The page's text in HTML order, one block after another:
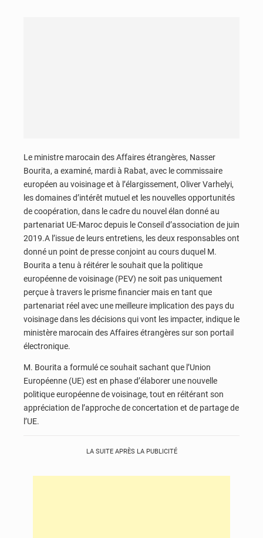
Le ministre marocain des Affaires étrangères, Nasser
Bourita, a examiné, mardi à Rabat, avec le commissaire
européen au voisinage et à l’élargissement, Oliver Varhelyi,
les domaines d’intérêt mutuel et les nouvelles opportunités
de coopération, dans le cadre du nouvel élan donné au
partenariat UE-Maroc depuis le Conseil d’association de juin
2019.A l’issue de leurs entretiens, les deux responsables ont
donné un point de presse conjoint au cours duquel M.
Bourita a tenu à réitérer le souhait que la politique
européenne de voisinage (PEV) ne soit pas uniquement
perçue à travers le prisme financier mais en tant que
partenariat réel avec une meilleure implication des pays du
voisinage dans les décisions qui vont les impacter, indique le
ministère marocain des Affaires étrangères sur son portail
électronique.
M. Bourita a formulé ce souhait sachant que l’Union
Européenne (UE) est en phase d’élaborer une nouvelle
politique européenne de voisinage, tout en réitérant son
appréciation de l’approche de concertation et de partage de
l’UE.
LA SUITE APRÈS LA PUBLICITÉ